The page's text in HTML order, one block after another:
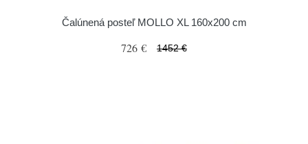
Čalúnená posteľ MOLLO XL 160x200 cm
726 € 1452 €